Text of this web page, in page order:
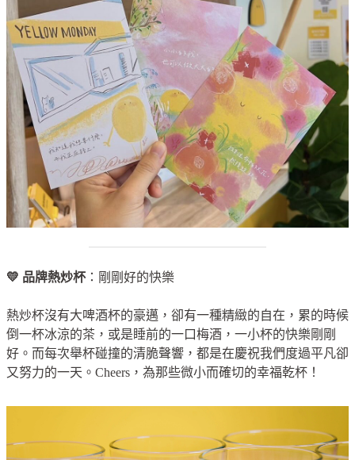
💛 品牌熱炒杯 ：剛剛好的快樂
熱炒杯沒有大啤酒杯的豪邁，卻有一種精緻的自在，累的時候
倒一杯冰涼的茶，或是睡前的一口梅酒，一小杯的快樂剛剛
好。而每次舉杯碰撞的清脆聲響，都是在慶祝我們度過平凡卻
又努力的一天。Cheers，為那些微小而確切的幸福乾杯！